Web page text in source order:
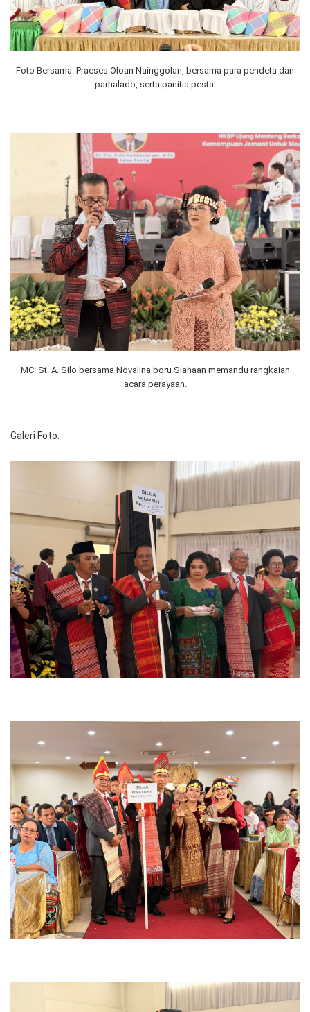
Foto Bersama: Praeses Oloan Nainggolan, bersama para pendeta dan
parhalado, serta panitia pesta.
MC: St. A. Silo bersama Novalina boru Siahaan memandu rangkaian
acara perayaan.
Galeri Foto: